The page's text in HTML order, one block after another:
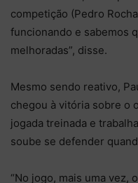
competição (Pedro
funcionando e sabemos
melhoradas”, disse.
Mesmo sendo reativo,
chegou à vitória sobre o
jogada treinada e
soube se defender
“No jogo, mais uma vez,